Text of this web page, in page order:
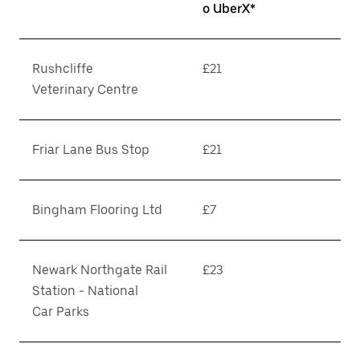
o UberX*
Rushcliffe
Veterinary Centre
£21
Friar Lane Bus Stop £21
Bingham Flooring Ltd £7
Newark Northgate Rail
Station - National
Car Parks
£23